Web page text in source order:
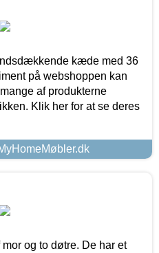
kæde med 36
på webshoppen kan
af produkterne
Klik her for at se deres
og to døtre. De har et